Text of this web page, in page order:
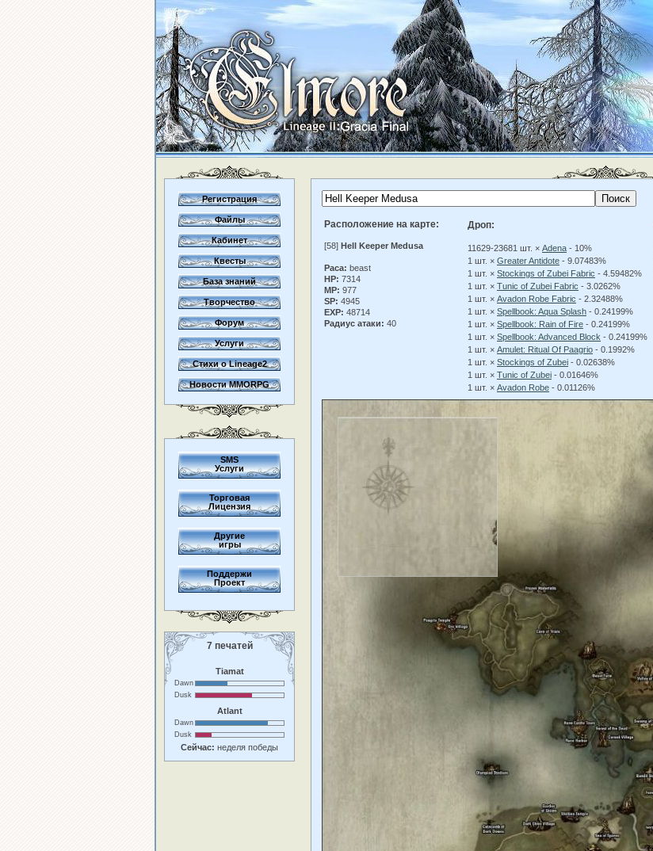
Регистрация
Файлы
Кабинет
Квесты
База знаний
Творчество
Форум
Услуги
Стихи о Lineage2
Новости MMORPG
SMS
Услуги
Торговая
Лицензия
Другие
игры
Поддержи
Проект
7 печатей
Tiamat
Dawn
Dusk
Atlant
Dawn
Dusk
Сейчас: неделя победы
Расположение на карте:
[58] Hell Keeper Medusa
Раса: beast
HP: 7314
MP: 977
SP: 4945
EXP: 48714
Радиус атаки: 40
Дроп:
11629-23681 шт. × Adena - 10%
1 шт. × Greater Antidote - 9.07483%
1 шт. × Stockings of Zubei Fabric - 4.59482%
1 шт. × Tunic of Zubei Fabric - 3.0262%
1 шт. × Avadon Robe Fabric - 2.32488%
1 шт. × Spellbook: Aqua Splash - 0.24199%
1 шт. × Spellbook: Rain of Fire - 0.24199%
1 шт. × Spellbook: Advanced Block - 0.24199%
1 шт. × Amulet: Ritual Of Paagrio - 0.1992%
1 шт. × Stockings of Zubei - 0.02638%
1 шт. × Tunic of Zubei - 0.01646%
1 шт. × Avadon Robe - 0.01126%